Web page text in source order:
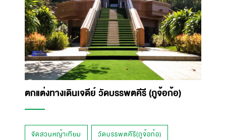
ตกแต่งทางเดินเจดีย์ วัดบรรพตคีรี (ภูจ้อก้อ)
จัดสวนหญ้าเทียม วัดบรรพตคีรี(ภูจ้อก้อ)